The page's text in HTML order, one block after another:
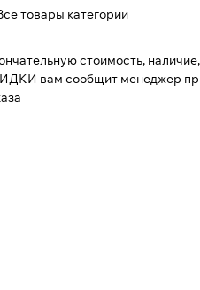
товары категории
стоимость,
вам сообщит менеджер